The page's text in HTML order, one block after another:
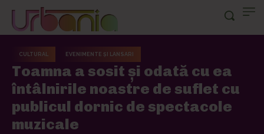
CULTURAL EVENIMENTE ȘI LANSARI
Toamna a sosit și odată cu ea
întâlnirile noastre de suflet cu
publicul dornic de spectacole
muzicale